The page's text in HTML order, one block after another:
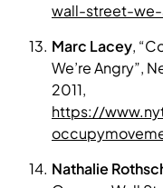
wall-street-
Marc Lacey,
We’re Angry”,
2011,
https://
Nathalie